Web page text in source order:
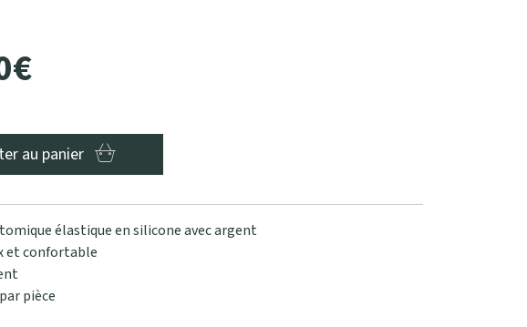
€
au panier
élastique en silicone avec argent
et confortable
pièce